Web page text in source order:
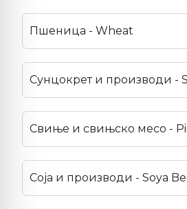
Пшеница - Wheat
Сунцокрет и производи -
Свиње и свињско месо -
Соја и производи - Soya